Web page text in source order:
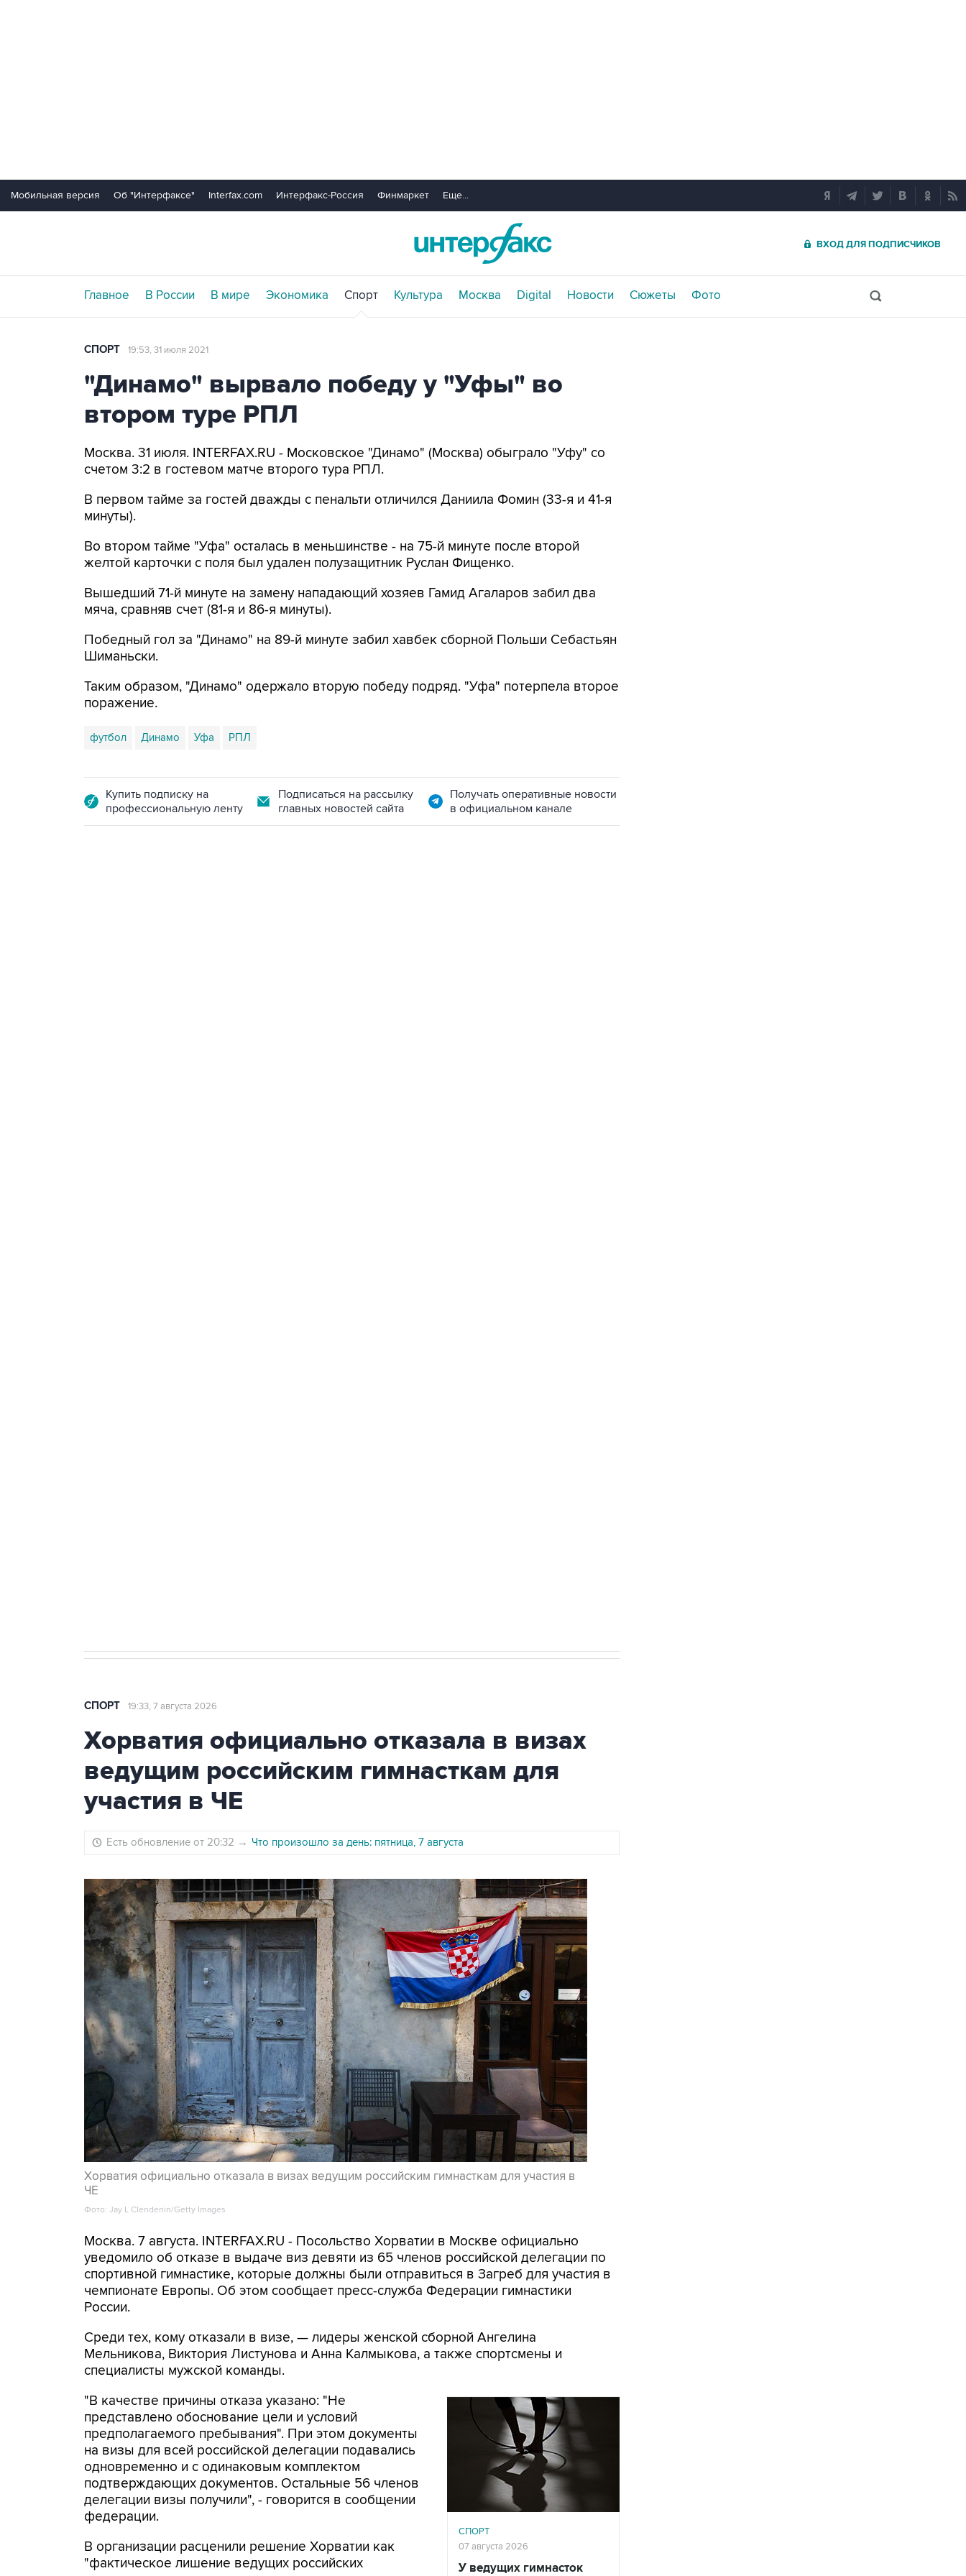
Мобильная версия Об "Интерфаксе" Interfax.com Интерфакс-Россия Финмаркет Еще...
ВХОД ДЛЯ ПОДПИСЧИКОВ
Главное В России В мире Экономика Спорт Культура Москва Digital Новости Сюжеты Фото
СПОРТ 19:53, 31 июля 2021
"Динамо" вырвало победу у "Уфы" во
втором туре РПЛ
Москва. 31 июля. INTERFAX.RU - Московское "Динамо" (Москва) обыграло "Уфу" со
счетом 3:2 в гостевом матче второго тура РПЛ.
В первом тайме за гостей дважды с пенальти отличился Даниила Фомин (33-я и 41-я
минуты).
Во втором тайме "Уфа" осталась в меньшинстве - на 75-й минуте после второй
желтой карточки с поля был удален полузащитник Руслан Фищенко.
Вышедший 71-й минуте на замену нападающий хозяев Гамид Агаларов забил два
мяча, сравняв счет (81-я и 86-я минуты).
Победный гол за "Динамо" на 89-й минуте забил хавбек сборной Польши Себастьян
Шиманьски.
Таким образом, "Динамо" одержало вторую победу подряд. "Уфа" потерпела второе
поражение.
футбол Динамо Уфа РПЛ
Купить подписку на
профессиональную ленту
Подписаться на рассылку
главных новостей сайта
Получать оперативные новости
в официальном канале
СПОРТ 19:33, 7 августа 2026
Хорватия официально отказала в визах
ведущим российским гимнасткам для
участия в ЧЕ
Есть обновление от 20:32 → Что произошло за день: пятница, 7 августа
Хорватия официально отказала в визах ведущим российским гимнасткам для участия в
ЧЕ
Фото: Jay L Clendenin/Getty Images
Москва. 7 августа. INTERFAX.RU - Посольство Хорватии в Москве официально
уведомило об отказе в выдаче виз девяти из 65 членов российской делегации по
спортивной гимнастике, которые должны были отправиться в Загреб для участия в
чемпионате Европы. Об этом сообщает пресс-служба Федерации гимнастики
России.
Среди тех, кому отказали в визе, — лидеры женской сборной Ангелина
Мельникова, Виктория Листунова и Анна Калмыкова, а также спортсмены и
специалисты мужской команды.
СПОРТ
07 августа 2026
У ведущих гимнасток
"В качестве причины отказа указано: "Не
представлено обоснование цели и условий
предполагаемого пребывания". При этом документы
на визы для всей российской делегации подавались
одновременно и с одинаковым комплектом
подтверждающих документов. Остальные 56 членов
делегации визы получили", - говорится в сообщении
федерации.
В организации расценили решение Хорватии как
"фактическое лишение ведущих российских